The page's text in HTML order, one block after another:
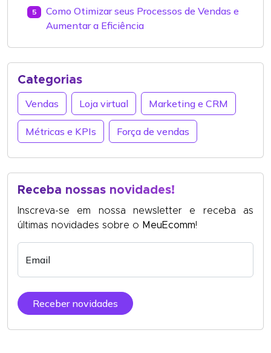
5
Como Otimizar seus Processos de Vendas e
Aumentar a Eficiência
Categorias
Vendas
Loja virtual Marketing e CRM
Métricas e KPIs Força de vendas
Receba nossas novidades!
Inscreva-se em nossa newsletter e receba as
últimas novidades sobre o MeuEcomm!
Email
Receber novidades